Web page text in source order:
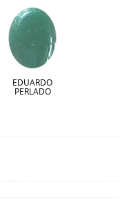
EDUARDO
PERLADO